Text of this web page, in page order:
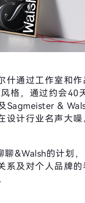
什通过工作室和作
格，通过约会40
Sagmeister &
设计行业名声大噪
聊&Walsh的计划
系及对个人品牌的